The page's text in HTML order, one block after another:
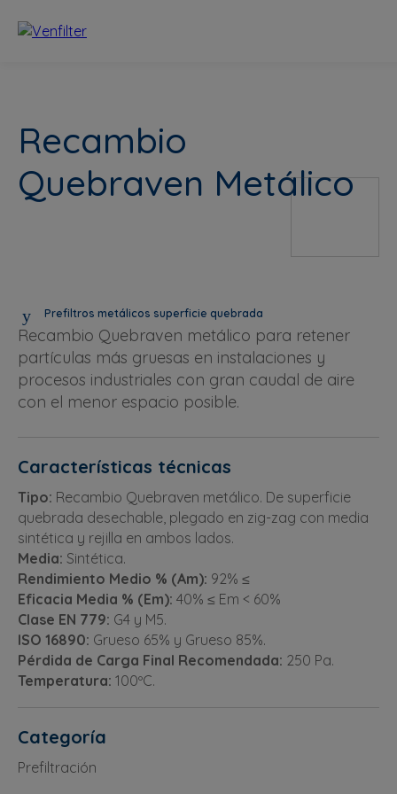
Prefiltros metálicos superficie quebrada
Recambio Quebraven metálico para retener
partículas más gruesas en instalaciones y
procesos industriales con gran caudal de aire
con el menor espacio posible.
Características técnicas
Tipo: Recambio Quebraven metálico. De superficie
quebrada desechable, plegado en zig-zag con media
sintética y rejilla en ambos lados.
Media: Sintética.
Rendimiento Medio % (Am): 92% ≤
Eficacia Media % (Em): 40% ≤ Em < 60%
Clase EN 779: G4 y M5.
ISO 16890: Grueso 65% y Grueso 85%.
Pérdida de Carga Final Recomendada: 250 Pa.
Temperatura: 100ºC.
Categoría
Prefiltración
Recambio
Quebraven Metálico